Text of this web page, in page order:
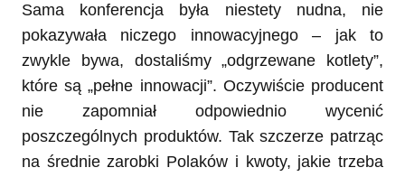
Sama konferencja była niestety nudna, nie
pokazywała niczego innowacyjnego – jak to
zwykle bywa, dostaliśmy „odgrzewane kotlety”,
które są „pełne innowacji”. Oczywiście producent
nie zapomniał odpowiednio wycenić
poszczególnych produktów. Tak szczerze patrząc
na średnie zarobki Polaków i kwoty, jakie trzeba